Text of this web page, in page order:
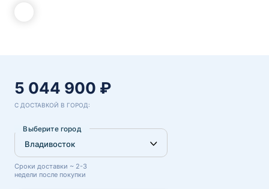
5 044 900 ₽
С ДОСТАВКОЙ В ГОРОД:
Выберите город
Сроки доставки ~ 2-3
недели после покупки